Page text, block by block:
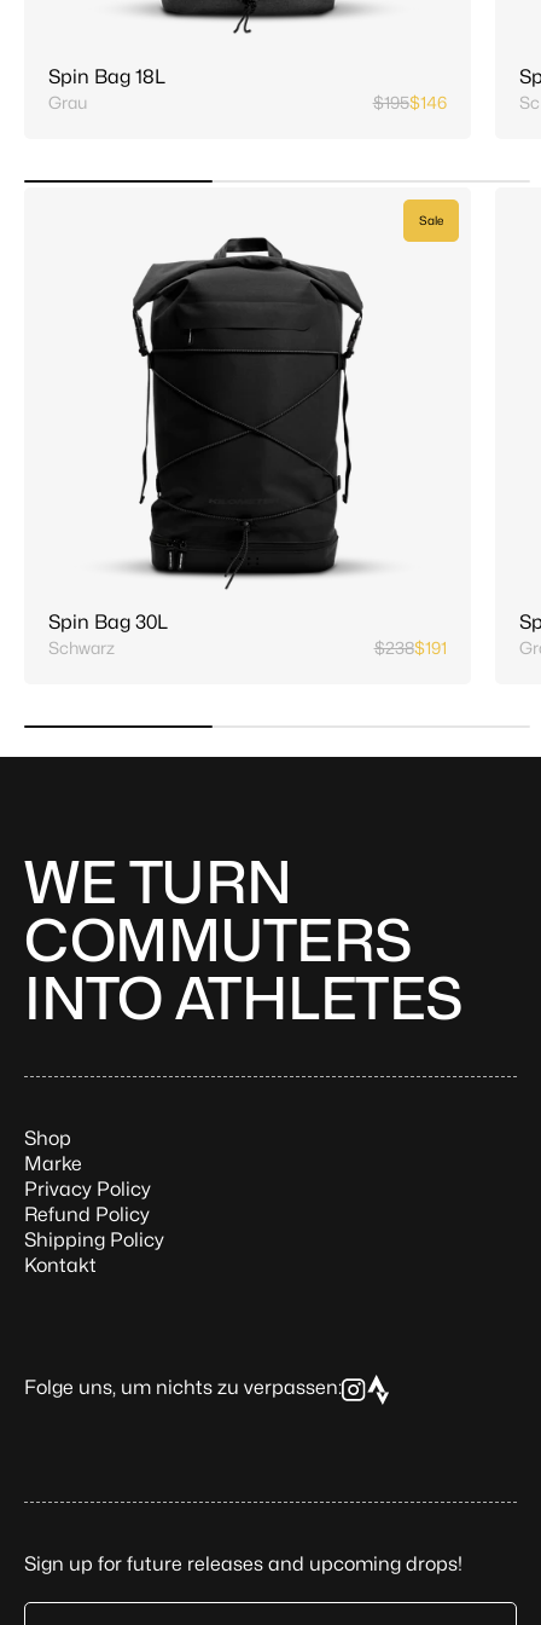
Spin Bag 18L
Grau $195$146
Sale
Spin Bag 30L
Schwarz $238$191
WE TURN
COMMUTERS
INTO ATHLETES
Shop
Marke
Privacy Policy
Refund Policy
Shipping Policy
Kontakt
Folge uns, um nichts zu verpassen:
Sign up for future releases and upcoming drops!
Email